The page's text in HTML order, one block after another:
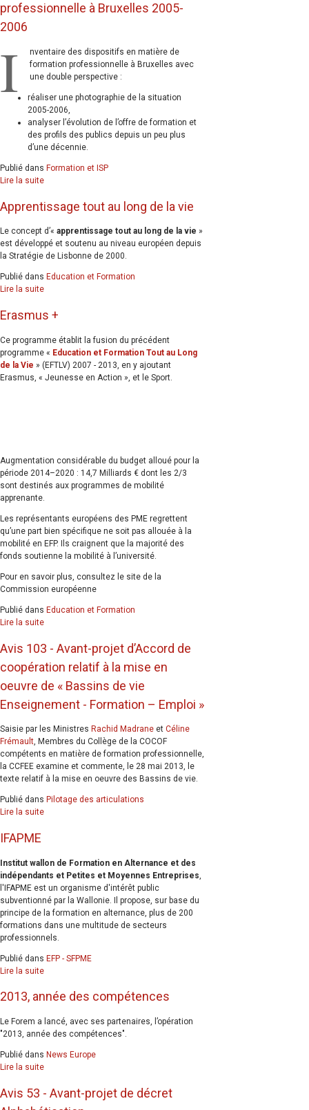
professionnelle à Bruxelles 2005-
2006
I
nventaire des dispositifs en matière de
formation professionnelle à Bruxelles avec
une double perspective :
réaliser une photographie de la situation
2005-2006,
analyser l’évolution de l’offre de formation et
des profils des publics depuis un peu plus
d’une décennie.
Publié dans Formation et ISP
Lire la suite
Apprentissage tout au long de la vie
Le concept d’« apprentissage tout au long de la vie »
est développé et soutenu au niveau européen depuis
la Stratégie de Lisbonne de 2000.
Publié dans Education et Formation
Lire la suite
Erasmus +
Ce programme établit la fusion du précédent
programme « Education et Formation Tout au Long
de la Vie » (EFTLV) 2007 - 2013, en y ajoutant
Erasmus, « Jeunesse en Action », et le Sport.
Augmentation considérable du budget alloué pour la
période 2014–2020 : 14,7 Milliards € dont les 2/3
sont destinés aux programmes de mobilité
apprenante.
Les représentants européens des PME regrettent
qu’une part bien spécifique ne soit pas allouée à la
mobilité en EFP. Ils craignent que la majorité des
fonds soutienne la mobilité à l’université.
Pour en savoir plus, consultez le site de la
Commission européenne
Publié dans Education et Formation
Lire la suite
Avis 103 - Avant-projet d’Accord de
coopération relatif à la mise en
oeuvre de « Bassins de vie
Enseignement - Formation – Emploi »
Saisie par les Ministres Rachid Madrane et Céline
Frémault, Membres du Collège de la COCOF
compétents en matière de formation professionnelle,
la CCFEE examine et commente, le 28 mai 2013, le
texte relatif à la mise en oeuvre des Bassins de vie.
Publié dans Pilotage des articulations
Lire la suite
IFAPME
Institut wallon de Formation en Alternance et des
indépendants et Petites et Moyennes Entreprises
l'IFAPME est un organisme d'intérêt public
subventionné par la Wallonie. Il propose, sur base du
principe de la formation en alternance, plus de 200
formations dans une multitude de secteurs
professionnels.
Publié dans EFP - SFPME
Lire la suite
2013, année des compétences
Le Forem a lancé, avec ses partenaires, l’opération
"2013, année des compétences".
Publié dans News Europe
Lire la suite
Avis 53 - Avant-projet de décret